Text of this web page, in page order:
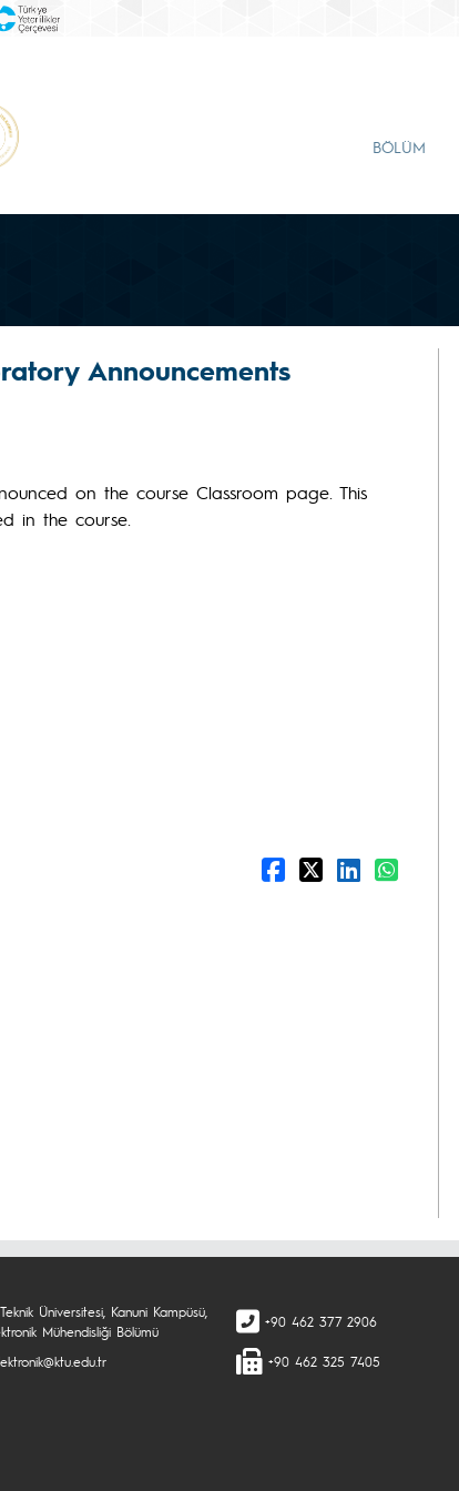
BÖLÜM
Announcements
on the course Classroom page. This
in the course.
Üniversitesi, Kanuni Kampüsü,
Mühendisliği Bölümü
+90 462 377 2906
+90 462 325 7405